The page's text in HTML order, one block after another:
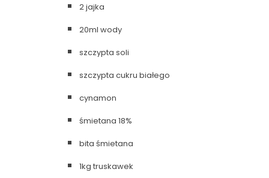
2 jajka
20ml wody
szczypta soli
szczypta cukru białego
cynamon
śmietana 18%
bita śmietana
1kg truskawek